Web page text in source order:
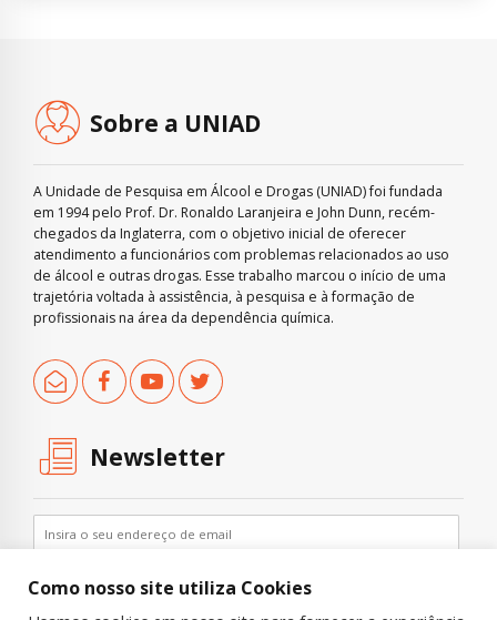
Sobre a UNIAD
A Unidade de Pesquisa em Álcool e Drogas (UNIAD) foi fundada
em 1994 pelo Prof. Dr. Ronaldo Laranjeira e John Dunn, recém-
chegados da Inglaterra, com o objetivo inicial de oferecer
atendimento a funcionários com problemas relacionados ao uso
de álcool e outras drogas. Esse trabalho marcou o início de uma
trajetória voltada à assistência, à pesquisa e à formação de
profissionais na área da dependência química.
Newsletter
Como nosso site utiliza Cookies